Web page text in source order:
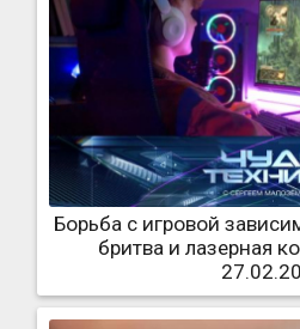
Борьба с игровой
бритва и лазерная